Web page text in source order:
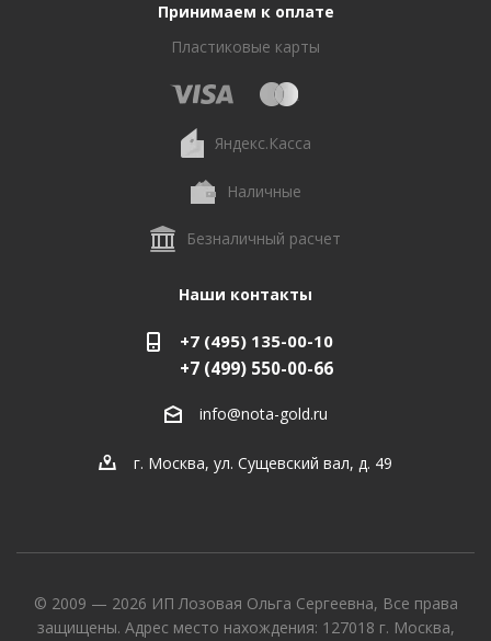
Принимаем к оплате
Пластиковые карты
Яндекс.Касса
Наличные
Безналичный расчет
Наши контакты
+7 (495) 135-00-10
+7 (499) 550-00-66
info@nota-gold.ru
г. Москва, ул. Сущевский вал, д. 49
© 2009 — 2026 ИП Лозовая Ольга Сергеевна, Все права
защищены. Адрес место нахождения: 127018 г. Москва,